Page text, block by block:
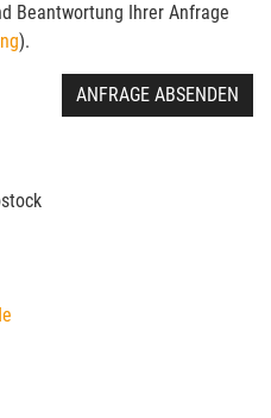
Beantwortung Ihrer Anfrage
).
ANFRAGE ABSENDEN